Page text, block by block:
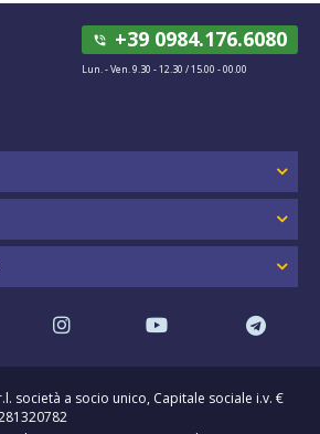
phone_in_talk +39 0984.176.6080
Lun. - Ven. 9.30 - 12.30 / 15.00 - 00.00
società a socio unico, Capitale sociale i.v. €